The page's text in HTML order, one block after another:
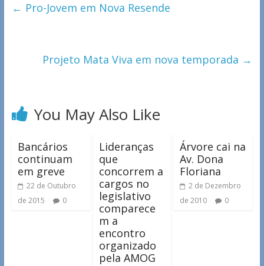
← Pro-Jovem em Nova Resende
Projeto Mata Viva em nova temporada →
You May Also Like
Bancários
continuam
em greve
22 de Outubro
de 2015
0
Lideranças
que
concorrem a
cargos no
legislativo
comparece
m a
encontro
organizado
pela AMOG
Árvore cai na
Av. Dona
Floriana
2 de Dezembro
de 2010
0